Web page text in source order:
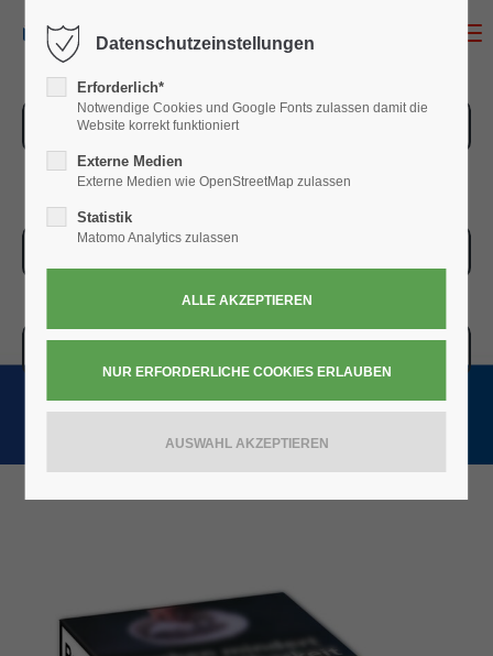
ZUR ÜBERSICHT
Datenschutzeinstellungen
Erforderlich*
Notwendige Cookies und Google Fonts zulassen damit die
Website korrekt funktioniert
Externe Medien
Externe Medien wie OpenStreetMap zulassen
Statistik
Matomo Analytics zulassen